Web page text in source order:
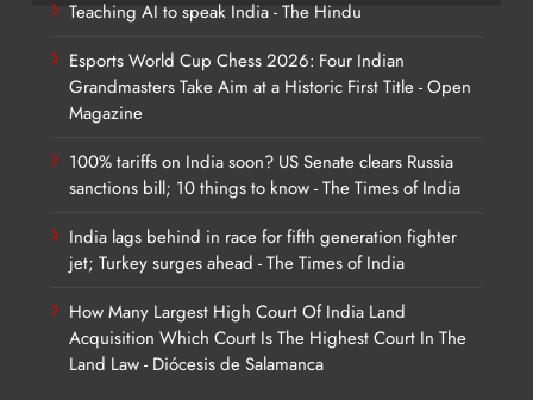
Teaching AI to speak India - The Hindu
Esports World Cup Chess 2026: Four Indian
Grandmasters Take Aim at a Historic First Title - Open
Magazine
100% tariffs on India soon? US Senate clears Russia
sanctions bill; 10 things to know - The Times of India
India lags behind in race for fifth generation fighter
jet; Turkey surges ahead - The Times of India
How Many Largest High Court Of India Land
Acquisition Which Court Is The Highest Court In The
Land Law - Diócesis de Salamanca